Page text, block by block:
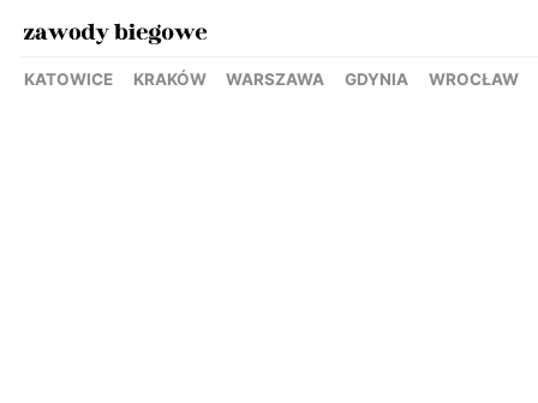
KATOWICE KRAKÓW WARSZAWA GDYNIA WROCŁAW